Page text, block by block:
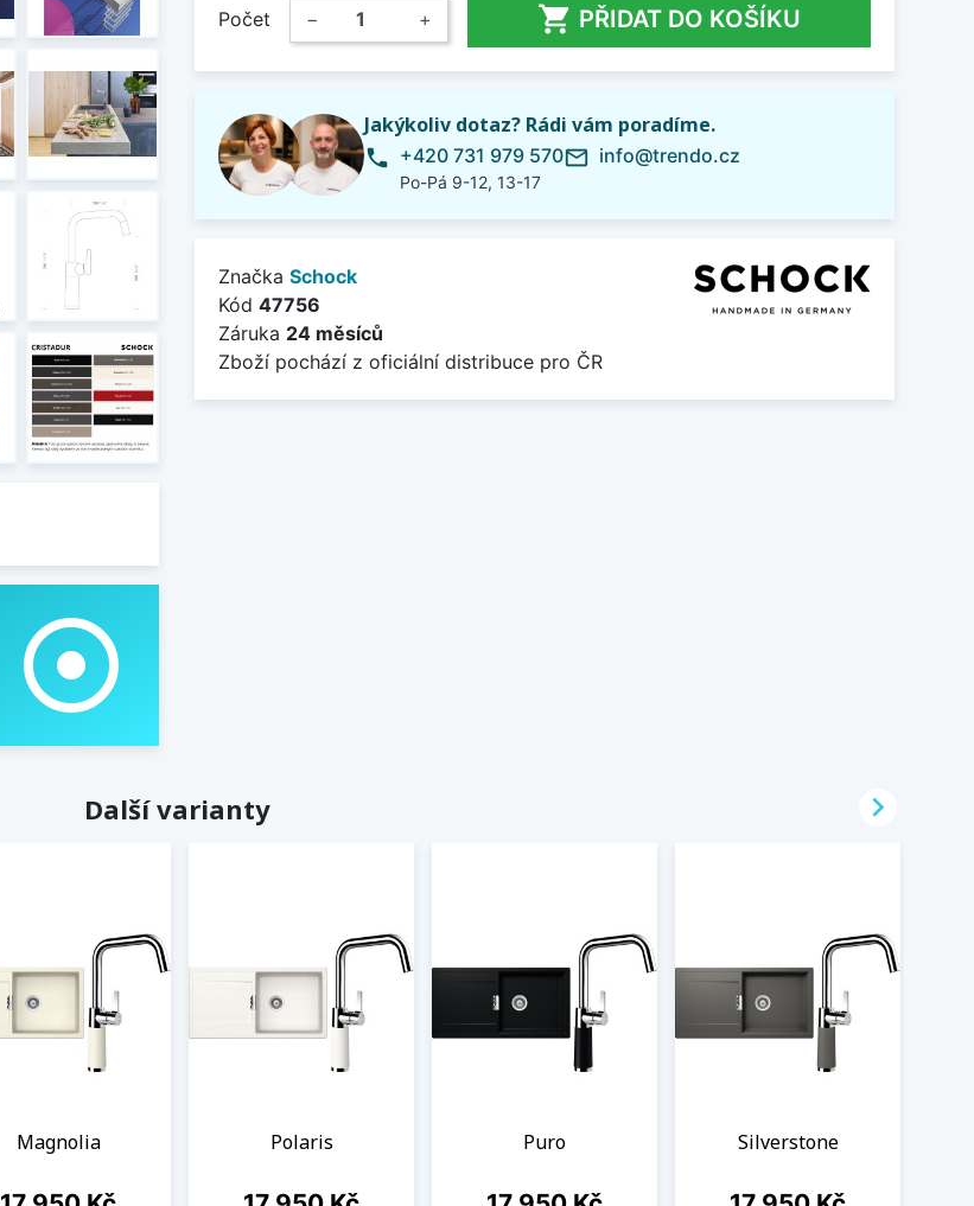
adjust
Počet − +  PŘIDAT DO KOŠÍKU
Jakýkoliv dotaz? Rádi vám poradíme.
phone +420 731 979 570
Po-Pá 9-12, 13-17
mail_outline info@trendo.cz
Značka Schock
Kód 47756
Záruka 24 měsíců
Zboží pochází z oficiální distribuce pro ČR
Další varianty
Magnolia
Cena
Polaris
Cena
Puro
Cena
Silverstone
Cena
